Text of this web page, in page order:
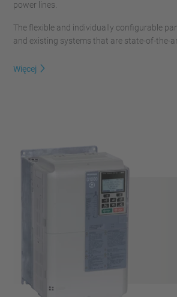
power lines.
The flexible and individually configurable
and existing systems that are state-of-the-
Więcej